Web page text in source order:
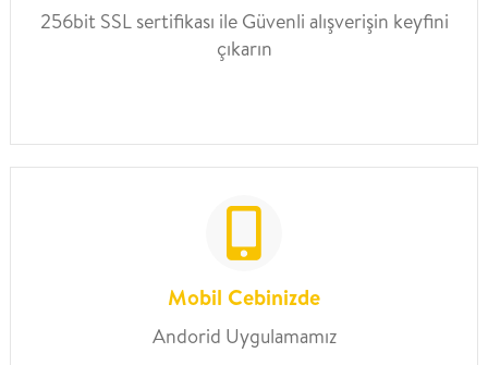
256bit SSL sertifikası ile Güvenli alışverişin keyfini
çıkarın
Mobil Cebinizde
Andorid Uygulamamız